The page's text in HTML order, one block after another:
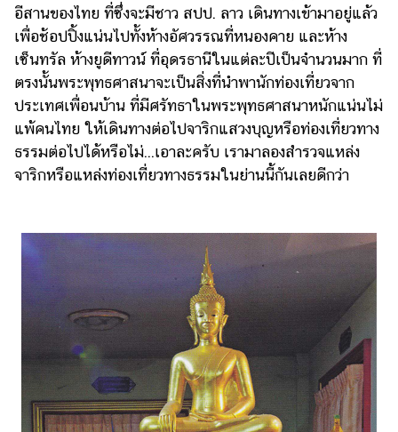
อีสานของไทย ที่ซึ่งจะมีชาว สปป. ลาว เดินทางเข้ามาอยู่แล้ว
เพื่อช้อปปิ้งแน่นไปทั้งห้างอัศวรรณที่หนองคาย และห้าง
เซ็นทรัล ห้างยูดีทาวน์ ที่อุดรธานีในแต่ละปีเป็นจำนวนมาก ที่
ตรงนั้นพระพุทธศาสนาจะเป็นสิ่งที่นำพานักท่องเที่ยวจาก
ประเทศเพื่อนบ้าน ที่มีศรัทธาในพระพุทธศาสนาหนักแน่นไม่
แพ้คนไทย ให้เดินทางต่อไปจาริกแสวงบุญหรือท่องเที่ยวทาง
ธรรมต่อไปได้หรือไม่...เอาละครับ เรามาลองสำรวจแหล่ง
จาริกหรือแหล่งท่องเที่ยวทางธรรมในย่านนี้กันเลยดีกว่า